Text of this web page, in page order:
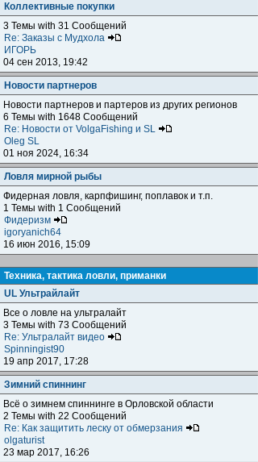
Коллективные покупки
3 Темы with 31 Сообщений
Re: Заказы с Мудхола
ИГОРЬ
04 сен 2013, 19:42
Новости партнеров
Новости партнеров и партеров из других регионов
6 Темы with 1648 Сообщений
Re: Новости от VolgaFishing и SL
Oleg SL
01 ноя 2024, 16:34
Ловля мирной рыбы
Фидерная ловля, карпфишинг, поплавок и т.п.
1 Темы with 1 Сообщений
Фидеризм
igoryanich64
16 июн 2016, 15:09
Техника, тактика ловли, приманки
UL Ультрайлайт
Все о ловле на ультралайт
3 Темы with 73 Сообщений
Re: Ультралайт видео
Spinningist90
19 апр 2017, 17:28
Зимний спиннинг
Всё о зимнем спиннинге в Орловской области
2 Темы with 22 Сообщений
Re: Как защитить леску от обмерзания
olgaturist
23 мар 2017, 16:26